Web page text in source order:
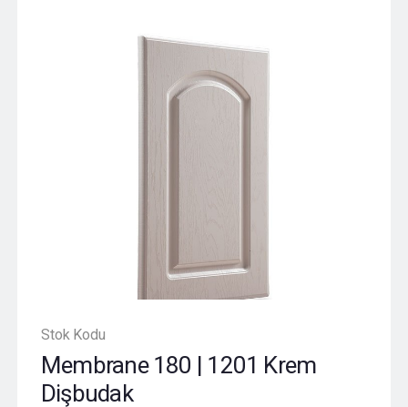
Stok Kodu
Membrane 180 | 1201 Krem
Dişbudak